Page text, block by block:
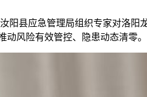
阳县应急管理局组织专家对洛
动风险有效管控、隐患动态清零